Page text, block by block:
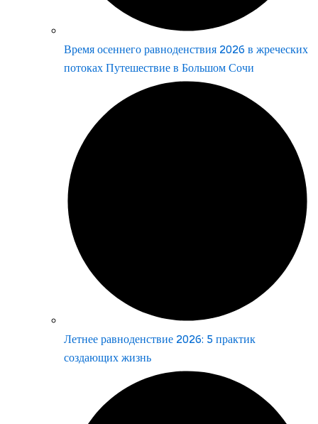
Время осеннего равноденствия 2026 в жреческих
потоках Путешествие в Большом Сочи
Летнее равноденствие 2026: 5 практик
создающих жизнь